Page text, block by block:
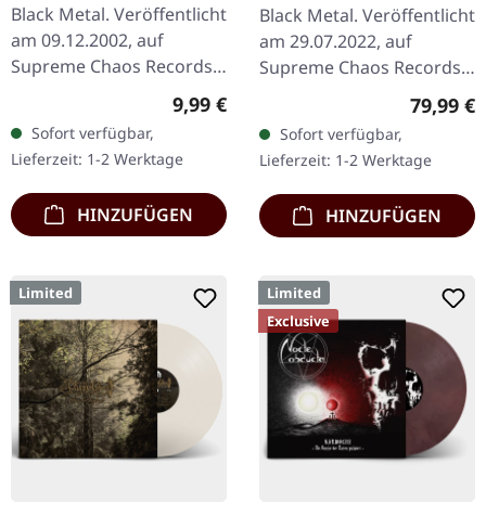
Black Metal. Veröffentlicht
am 09.12.2002, auf
Supreme Chaos Records.
CD im Jewelcase mit 12-
seitigem Booklet. Wenn
österreichischer Black
Metal den…
Regulärer Preis:
9,99 €
Sofort verfügbar,
Lieferzeit: 1-2 Werktage
HINZUFÜGEN
Black Metal. Veröffentlicht
am 29.07.2022, auf
Supreme Chaos Records.
Extrem schwere schwarze
Holzbox mit graviertem
Logo, Titel und
Nummerierung,…
79,99 €
Sofort verfügbar,
Lieferzeit: 1-2 Werktage
HINZUFÜGEN
Limited
Limited
Exclusive